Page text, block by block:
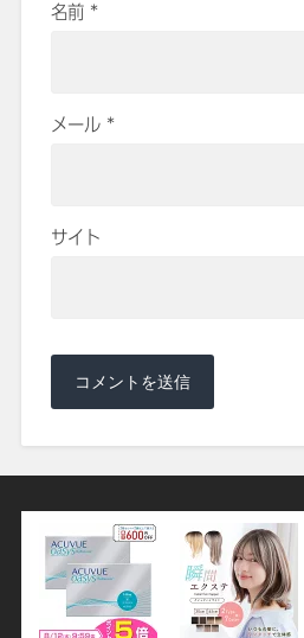
名前 *
メール *
サイト